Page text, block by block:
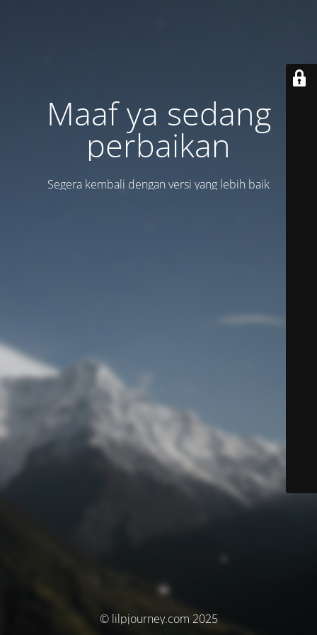
Maaf ya sedang
perbaikan
Segera kembali dengan versi yang lebih baik
© lilpjourney.com 2025